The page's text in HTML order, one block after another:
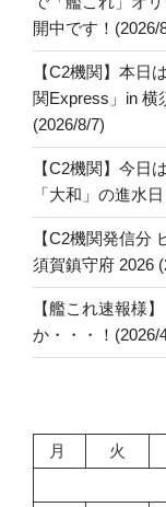
開中です！(2026/
【C2機関】本日
関Express」in 横
(2026/8/7)
【C2機関】今日
「大和」の進水
【C2機関発信分
須賀鎮守府 2026
【艦これ速報様
か・・・！(2026/
月
火